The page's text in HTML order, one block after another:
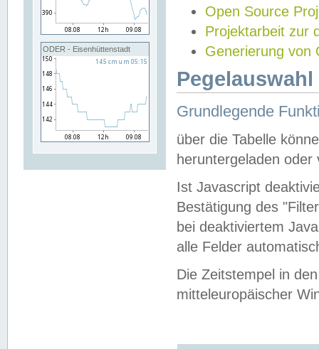
ODER - Eisenhüttenstadt
Open Source
Projektarbeit zur
Generierung von
Grundlegende
über die Tabelle
heruntergeladen oder
Ist Javascript
Bestätigung des
bei deaktiviertem
alle Felder
Die Zeitstempel in
mitteleuropäischer